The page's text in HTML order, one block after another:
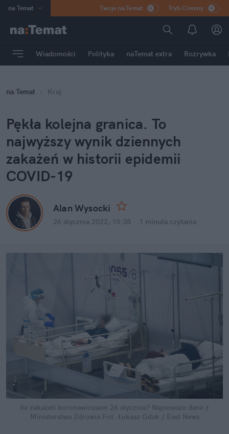
na:Temat
Poland
mama
Rozrywka
Twoje na:Temat Tryb Ciemny
Wiadomości Polityka naTemat extra Rozrywka
na:Temat Kraj
Pękła kolejna granica. To
najwyższy wynik dziennych
zakażeń w historii epidemii
COVID-19
Alan Wysocki
26 stycznia 2022, 10:38 1 minuta czytania
Ile zakażeń koronawirusem 26 stycznia? Najnowsze dane z
Ministerstwa Zdrowia Fot. Łukasz Gdak / East News